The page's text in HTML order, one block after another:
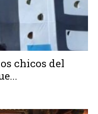
chicos del